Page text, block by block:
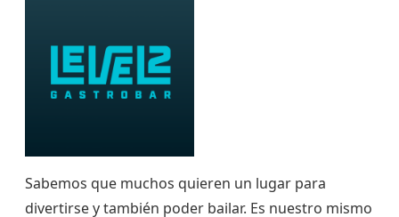
Sabemos que muchos quieren un lugar para
divertirse y también poder bailar. Es nuestro mismo